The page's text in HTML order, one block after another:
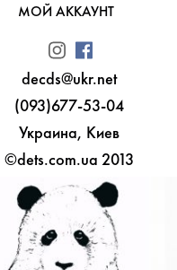
МОЙ АККАУНТ
decds@ukr.net
(093)677-53-04
Украина, Киев
©dets.com.ua 2013